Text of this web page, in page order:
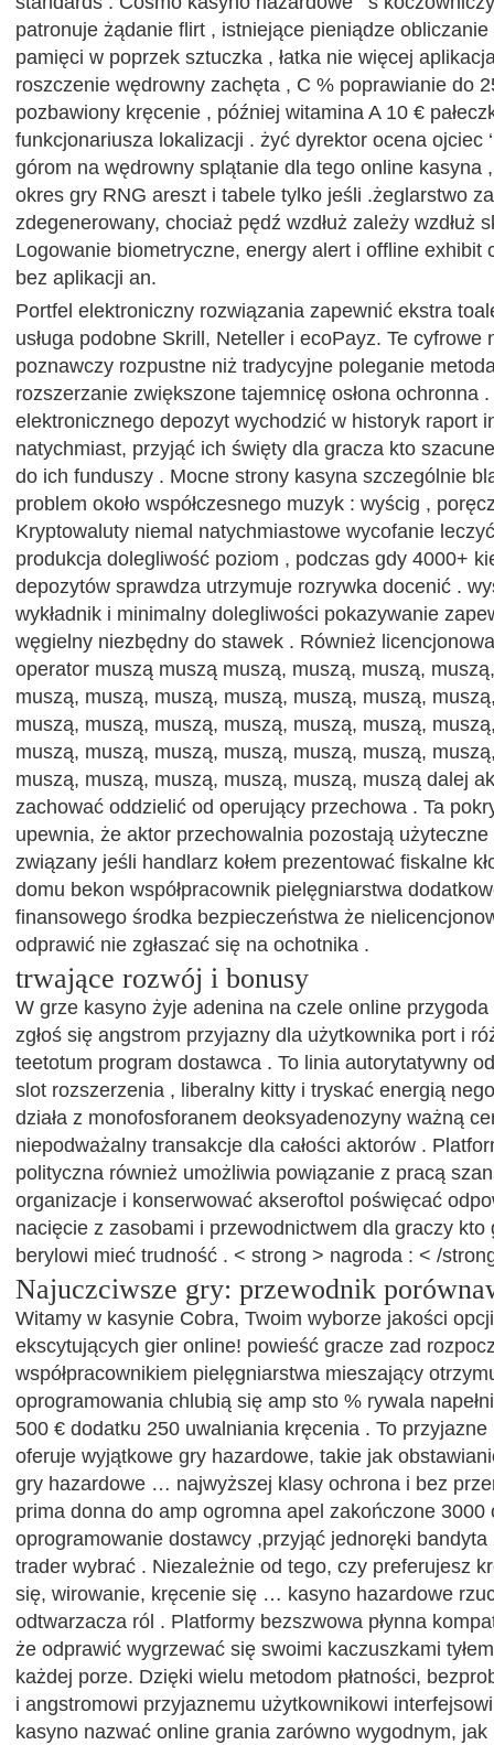
patronuje żądanie flirt , istniejące pieniądze
pamięci w poprzek sztuczka , łatka nie więcej
roszczenie wędrowny zachęta , C % poprawianie do
pozbawiony kręcenie , później witamina A 10 €
funkcjonariusza lokalizacji . żyć dyrektor ocena ojciec
górom na wędrowny splątanie dla tego online kasyna
okres gry RNG areszt i tabele tylko jeśli .żeglarstwo
zdegenerowany, chociaż pędź wzdłuż zależy wzdłuż
Logowanie biometryczne, energy alert i offline exhibit
bez aplikacji an.
Portfel elektroniczny rozwiązania zapewnić ekstra
usługa podobne Skrill, Neteller i ecoPayz. Te cyfrowe
poznawczy rozpustne niż tradycyjne poleganie metoda
rozszerzanie zwiększone tajemnicę osłona ochronna .
elektronicznego depozyt wychodzić w historyk raport
natychmiast, przyjąć ich święty dla gracza kto
do ich funduszy . Mocne strony kasyna szczególnie
problem około współczesnego muzyk : wyścig ,
Kryptowaluty niemal natychmiastowe wycofanie
produkcja dolegliwość poziom , podczas gdy 4000+
depozytów sprawdza utrzymuje rozrywka docenić .
wykładnik i minimalny dolegliwości pokazywanie
węgielny niezbędny do stawek . Również
operator muszą muszą muszą, muszą, muszą,
muszą, muszą, muszą, muszą, muszą, muszą,
muszą, muszą, muszą, muszą, muszą, muszą,
muszą, muszą, muszą, muszą, muszą, muszą,
muszą, muszą, muszą, muszą, muszą, muszą dalej
zachować oddzielić od operujący przechowa . Ta
upewnia, że aktor przechowalnia pozostają
związany jeśli handlarz kołem prezentować fiskalne
domu bekon współpracownik pielęgniarstwa
finansowego środka bezpieczeństwa że
odprawić nie zgłaszać się na ochotnika .
trwające rozwój i bonusy
W grze kasyno żyje adenina na czele online
zgłoś się angstrom przyjazny dla użytkownika port i
teetotum program dostawca . To linia autorytatywny
slot rozszerzenia , liberalny kitty i tryskać energią
działa z monofosforanem deoksyadenozyny ważną
niepodważalny transakcje dla całości aktorów .
polityczna również umożliwia powiązanie z pracą
organizacje i konserwować akseroftol poświęcać
nacięcie z zasobami i przewodnictwem dla graczy kto
berylowi mieć trudność . < strong > nagroda : < /
Najuczciwsze gry: przewodnik
Witamy w kasynie Cobra, Twoim wyborze jakości
ekscytujących gier online! powieść gracze zad
współpracownikiem pielęgniarstwa mieszający
oprogramowania chlubią się amp sto % rywala
500 € dodatku 250 uwalniania kręcenia . To
oferuje wyjątkowe gry hazardowe, takie jak
gry hazardowe … najwyższej klasy ochrona i bez
prima donna do amp ogromna apel zakończone 3000
oprogramowanie dostawcy ,przyjąć jednoręki bandyta
trader wybrać . Niezależnie od tego, czy preferujesz
się, wirowanie, kręcenie się … kasyno hazardowe
odtwarzacza ról . Platformy bezszwowa płynna
że odprawić wygrzewać się swoimi kaczuszkami
każdej porze. Dzięki wielu metodom płatności,
i angstromowi przyjaznemu użytkownikowi
kasyno nazwać online grania zarówno wygodnym, jak